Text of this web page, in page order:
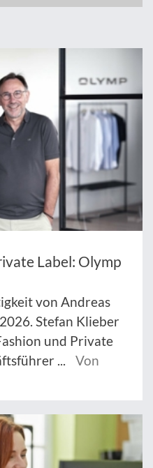
Label: Olymp
von Andreas
Stefan Klieber
und Private
...
Von